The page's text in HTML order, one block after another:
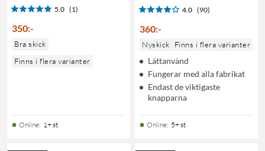
5.0 (1)
350:-
Bra skick
Finns i flera varianter
Online: 1+ st
4.0 (90)
360:-
Nyskick Finns i flera varianter
Lättanvänd
Fungerar med alla fabrikat
Endast de viktigaste
knapparna
Online: 5+ st